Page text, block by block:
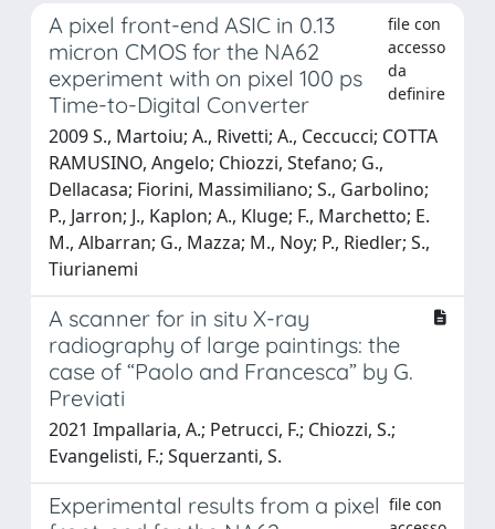
A pixel front-end ASIC in 0.13
micron CMOS for the NA62
experiment with on pixel 100 ps
Time-to-Digital Converter
file con
accesso
da
definire
2009 S., Martoiu; A., Rivetti; A., Ceccucci; COTTA
RAMUSINO, Angelo; Chiozzi, Stefano; G.,
Dellacasa; Fiorini, Massimiliano; S., Garbolino;
P., Jarron; J., Kaplon; A., Kluge; F., Marchetto; E.
M., Albarran; G., Mazza; M., Noy; P., Riedler; S.,
Tiurianemi
A scanner for in situ X-ray
radiography of large paintings: the
case of “Paolo and Francesca” by G.
Previati
2021 Impallaria, A.; Petrucci, F.; Chiozzi, S.;
Evangelisti, F.; Squerzanti, S.
Experimental results from a pixel file con